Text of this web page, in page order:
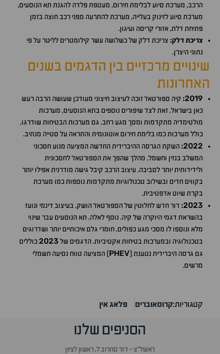
הרכב, מערכת סיוע לבלימת חירום, מעטפת פלדה להגנת תא הנוסעים,
מערכת סיוע לזינוק בעלייה, מערכת להתרעה מפני רכב חוצה בזמן
פתיחת דלת, אזורי קריסה ועיגון.
צריכת דלק: צריכת דלק של כשלושה עשר קילומטרים לליטר על פי
נתוני היצרן.
שינויים מרכזיים בין הדגמים בשנים
האחרונות
2019
: קיה ספורטאז׳ זוכה לעיצוב חיצוני מעודכן שעושה הרבה רעש
כאן בישראל, זאת לצד שיפורים נוספים בתא הנוסעים, מערכות
מולטימדיה מתקדמות ומסך מגע רחב. גם מערכות הבטיחות שודרגו,
כולל מערכות כמו בלימת חירום אוטונומית והתראה על סטייה מנתיב.
2022
:השקת הגרסה ההיברידית החדשה המציעה מנוע חסכוני
המשלב בנזין וחשמל, מהלך שהפך את הספורטאז' לחסכונית
ולידידותית יותר לסביבה. עיצוב הרכב קיבל גישה מודרנית אפילו יותר
בקווים חדים ובשילוב טכנולוגיות מתקדמות נוספות כמו מערכת
בקרת שיוט אדפטיבית.
2023
: דור חדש לחלוטין של הספורטאז' הושק, בעיצוב דינמי ונועז
בהשראת דגמי היוקרה של קיה. נוסף לאלה, תא הנוסעים עבר שינוי
מלא ונוספו לו מסכי מגע כפולים, חומרי גלם איכותיים יותר ושדרוגים
בטכנולוגיה ובמערכות בטיחות אקטיביות. הדגמים של2023כוללים
גם גרסה היברידית נטענת (PHEV) המציעה טווח נסיעה חשמלי
מרשים.
קטגוריות:קרוסאוברים פלאג אין
הסניפים שלנו
ראשל״צ - דוד סחרוב 7, ראשון לציון